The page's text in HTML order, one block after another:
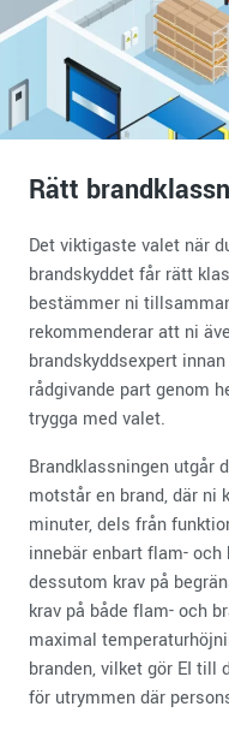
Rätt
Det viktigaste valet när
brandskyddet får rätt
bestämmer ni
rekommenderar att ni
brandskyddsexpert
rådgivande part genom
trygga med valet.
Brandklassningen utgår
motstår en brand, där ni
minuter, dels från
innebär enbart flam-
dessutom krav på
krav på både flam- och
maximal
branden, vilket gör EI till
för utrymmen där